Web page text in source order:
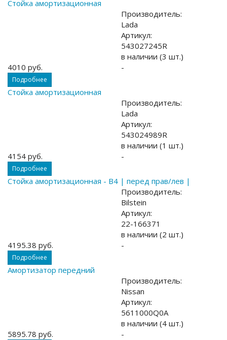
Стойка амортизационная
Производитель:
Lada
Артикул:
543027245R
в наличии (3 шт.)
4010 руб.
-
Подробнее
Стойка амортизационная
Производитель:
Lada
Артикул:
543024989R
в наличии (1 шт.)
4154 руб.
-
Подробнее
Стойка амортизационная - B4 | перед прав/лев |
Производитель:
Bilstein
Артикул:
22-166371
в наличии (2 шт.)
4195.38 руб.
-
Подробнее
Амортизатор передний
Производитель:
Nissan
Артикул:
5611000Q0A
в наличии (4 шт.)
5895.78 руб.
-